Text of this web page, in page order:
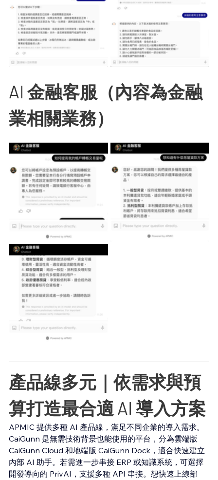
AI 金融客服（內容為金融
業相關業務）
產品線多元｜依需求與預
算打造最合適 AI 導入方案
APMIC 提供多種 AI 產品線，滿足不同企業的導入需求。
CaiGunn 是無需技術背景也能使用的平台，分為雲端版
CaiGunn Cloud 和地端版 CaiGunn Dock，適合快速建立
內部 AI 助手。若需進一步串接 ERP 或知識系統，可選擇
開發導向的 PrivAI，支援多種 API 串接。想快速上線部